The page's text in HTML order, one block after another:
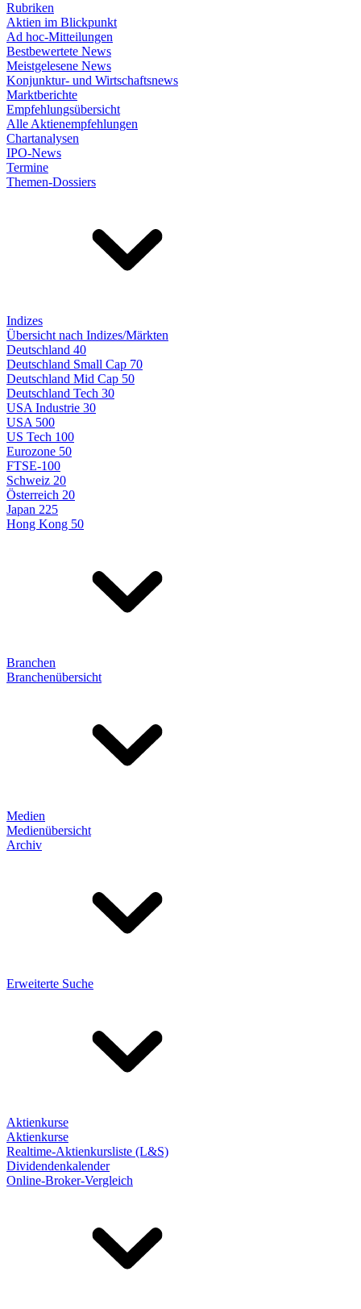
Rubriken
Aktien im Blickpunkt
Ad hoc-Mitteilungen
Bestbewertete News
Meistgelesene News
Konjunktur- und Wirtschaftsnews
Marktberichte
Empfehlungsübersicht
Alle Aktienempfehlungen
Chartanalysen
IPO-News
Termine
Themen-Dossiers
Indizes
Übersicht nach Indizes/Märkten
Deutschland 40
Deutschland Small Cap 70
Deutschland Mid Cap 50
Deutschland Tech 30
USA Industrie 30
USA 500
US Tech 100
Eurozone 50
FTSE-100
Schweiz 20
Österreich 20
Japan 225
Hong Kong 50
Branchen
Branchenübersicht
Medien
Medienübersicht
Archiv
Erweiterte Suche
Aktienkurse
Aktienkurse
Realtime-Aktienkursliste (L&S)
Dividendenkalender
Online-Broker-Vergleich